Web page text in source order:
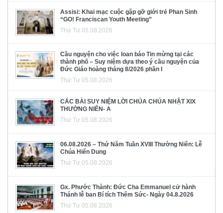
Assisi: Khai mạc cuộc gặp gỡ giới trẻ Phan Sinh
“GO! Franciscan Youth Meeting”
Thứ Tư 05.08.2026
Cầu nguyện cho việc loan báo Tin mừng tại các
thành phố – Suy niệm dựa theo ý cầu nguyện của
Đức Giáo hoàng tháng 8/2026 phần I
Thứ Tư 05.08.2026
CÁC BÀI SUY NIỆM LỜI CHÚA CHÚA NHẬT XIX
THƯỜNG NIÊN- A
Thứ Tư 05.08.2026
06.08.2026 – Thứ Năm Tuần XVIII Thường Niên: Lễ
Chúa Hiển Dung
Thứ Tư 05.08.2026
Gx. Phước Thành: Đức Cha Emmanuel cử hành
Thánh lễ ban Bí tích Thêm Sức- Ngày 04.8.2026
Thứ Tư 05.08.2026